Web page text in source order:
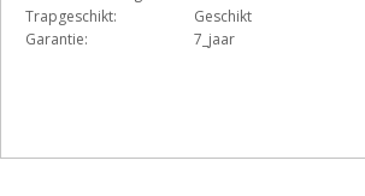
Trapgeschikt:
Geschikt
Garantie:
7_jaar